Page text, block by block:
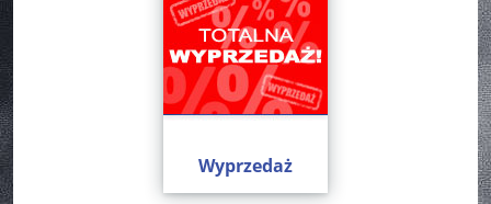
Wyprzedaż